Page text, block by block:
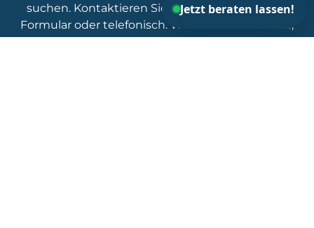
suchen. Kontaktieren Sie uns einfach über das
Formular oder telefonisch. Wir freuen uns darauf,
gemeinsam mit Ihnen die beste Lösung zu finden!
Jetzt beraten lassen!